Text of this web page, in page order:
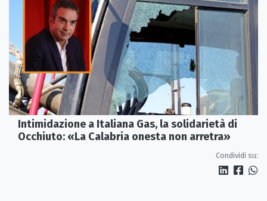
Intimidazione a Italiana Gas, la solidarietà di
Occhiuto: «La Calabria onesta non arretra»
Condividi su: